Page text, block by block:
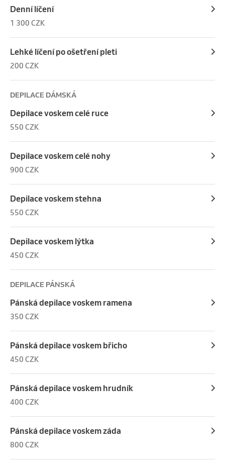
Denní líčení
1 300 CZK
Lehké líčení po ošetření pleti
200 CZK
DEPILACE DÁMSKÁ
Depilace voskem celé ruce
550 CZK
Depilace voskem celé nohy
900 CZK
Depilace voskem stehna
550 CZK
Depilace voskem lýtka
450 CZK
DEPILACE PÁNSKÁ
Pánská depilace voskem ramena
350 CZK
Pánská depilace voskem břicho
450 CZK
Pánská depilace voskem hrudník
400 CZK
Pánská depilace voskem záda
800 CZK